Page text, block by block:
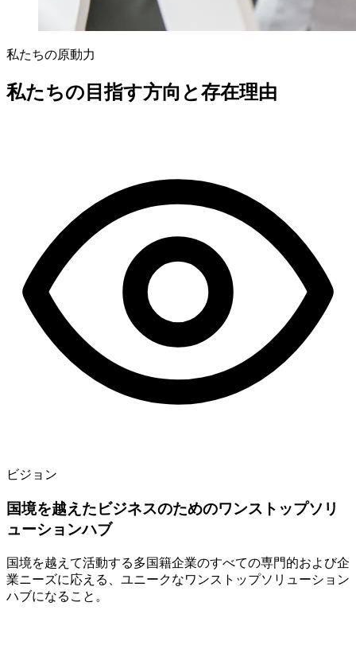
私たちの原動力
私たちの目指す方向と存在理由
ビジョン
国境を越えたビジネスのためのワンストップソリ
ューションハブ
国境を越えて活動する多国籍企業のすべての専門的および企
業ニーズに応える、ユニークなワンストップソリューション
ハブになること。